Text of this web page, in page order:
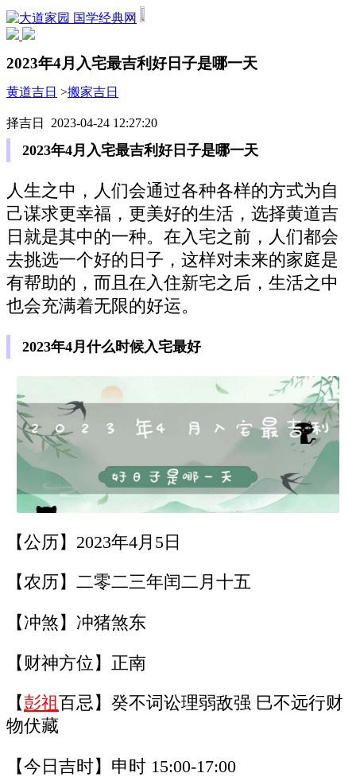
国学经典网
2023年4月入宅最吉利好日子是哪一天
黄道吉日 >搬家吉日
择吉日 2023-04-24 12:27:20
2023年4月入宅最吉利好日子是哪一天
人生之中，人们会通过各种各样的方式为自
己谋求更幸福，更美好的生活，选择黄道吉
日就是其中的一种。在入宅之前，人们都会
去挑选一个好的日子，这样对未来的家庭是
有帮助的，而且在入住新宅之后，生活之中
也会充满着无限的好运。
2023年4月什么时候入宅最好
【公历】2023年4月5日
【农历】二零二三年闰二月十五
【冲煞】冲猪煞东
【财神方位】正南
【彭祖 百忌】癸不词讼理弱敌强 巳不远行财
物伏藏
【今日吉时】申时 15:00-17:00